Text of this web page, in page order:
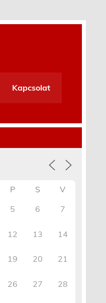
Kapcsolat
P S
V
5 6 7
12 13 14
19 20 21
26 27 28